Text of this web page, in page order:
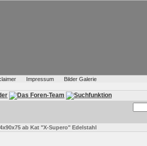
Impressum Bilder Galerie
ab Kat "X-Supero" Edelstahl